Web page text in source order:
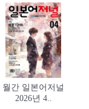
월간 일본어저널
2026년 4..